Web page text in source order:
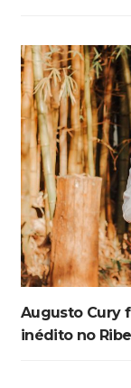
Augusto Cury
inédito no